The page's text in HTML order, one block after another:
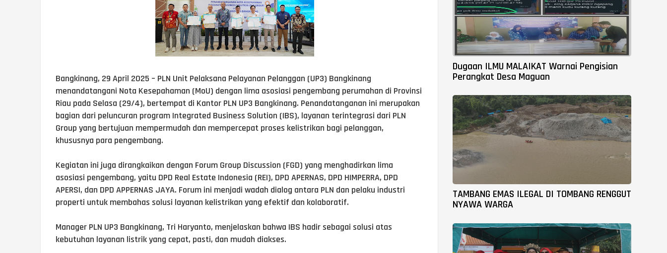
Bangkinang, 29 April 2025 – PLN Unit Pelaksana Pelayanan Pelanggan (UP3) Bangkinang
menandatangani Nota Kesepahaman (MoU) dengan lima asosiasi pengembang perumahan di Provinsi
Riau pada Selasa (29/4), bertempat di Kantor PLN UP3 Bangkinang. Penandatanganan ini merupakan
bagian dari peluncuran program Integrated Business Solution (IBS), layanan terintegrasi dari PLN
Group yang bertujuan mempermudah dan mempercepat proses kelistrikan bagi pelanggan,
khususnya para pengembang.
Kegiatan ini juga dirangkaikan dengan Forum Group Discussion (FGD) yang menghadirkan lima
asosiasi pengembang, yaitu DPD Real Estate Indonesia (REI), DPD APERNAS, DPD HIMPERRA, DPD
APERSI, dan DPD APPERNAS JAYA. Forum ini menjadi wadah dialog antara PLN dan pelaku industri
properti untuk membahas solusi layanan kelistrikan yang efektif dan kolaboratif.
Manager PLN UP3 Bangkinang, Tri Haryanto, menjelaskan bahwa IBS hadir sebagai solusi atas
kebutuhan layanan listrik yang cepat, pasti, dan mudah diakses.
Dugaan ILMU MALAIKAT Warnai Pengisian
Perangkat Desa Maguan
TAMBANG EMAS ILEGAL DI TOMBANG RENGGUT
NYAWA WARGA